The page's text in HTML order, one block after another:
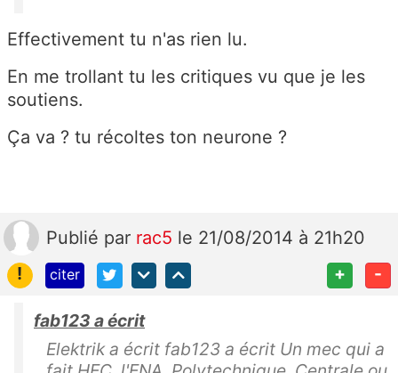
Effectivement tu n'as rien lu.
En me trollant tu les critiques vu que je les
soutiens.
Ça va ? tu récoltes ton neurone ?
Publié par rac5 le 21/08/2014 à 21h20
!
citer + -
fab123 a écrit
Elektrik a écrit fab123 a écrit Un mec qui a